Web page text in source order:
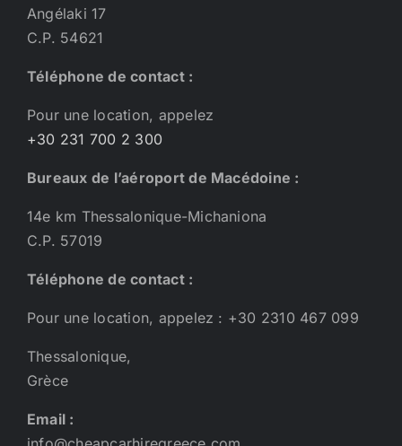
Angélaki 17
C.P. 54621
Téléphone de contact :
Pour une location, appelez
+30 231 700 2 300
Bureaux de l’aéroport de Macédoine :
14e km Thessalonique-Michaniona
C.P. 57019
Téléphone de contact :
Pour une location, appelez : +30 2310 467 099
Thessalonique,
Grèce
Email :